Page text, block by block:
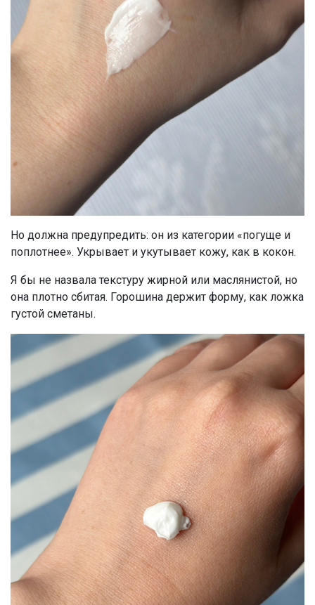
Но должна предупредить: он из категории «погуще и
поплотнее». Укрывает и укутывает кожу, как в кокон.
Я бы не назвала текстуру жирной или маслянистой, но
она плотно сбитая. Горошина держит форму, как ложка
густой сметаны.